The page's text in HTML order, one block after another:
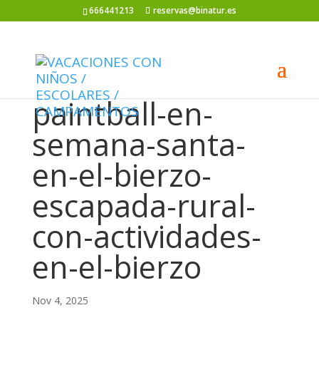
666441213 reservas@binatur.es
paintball-en-
semana-santa-
en-el-bierzo-
escapada-rural-
con-actividades-
en-el-bierzo
Nov 4, 2025